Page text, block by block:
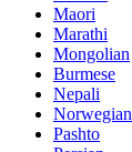
Maori
Marathi
Mongolian
Burmese
Nepali
Norwegian
Pashto